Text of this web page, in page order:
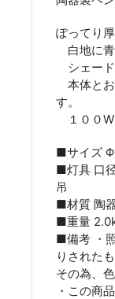
ぽってり
白地に青
シェード
本体とお
す。
１００W
■サイズ
■灯具 口
吊
■材質 陶
■重量
■備考 ・
りされた
その為、
・この商